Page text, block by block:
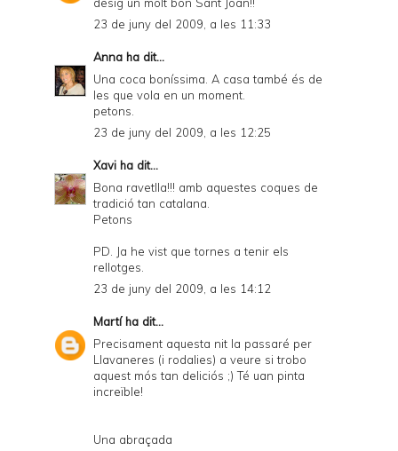
23 de juny del 2009, a les 11:33
Anna ha dit...
Una coca boníssima. A casa també és de
les que vola en un moment.
petons.
23 de juny del 2009, a les 12:25
Xavi ha dit...
Bona ravetlla!!! amb aquestes coques de
tradició tan catalana.
Petons
PD. Ja he vist que tornes a tenir els
rellotges.
23 de juny del 2009, a les 14:12
Martíha dit...
Precisament aquesta nit la passaré per
Llavaneres (i rodalies) a veure si trobo
aquest mós tan deliciós ;) Té uan pinta
increïble!
Una abraçada